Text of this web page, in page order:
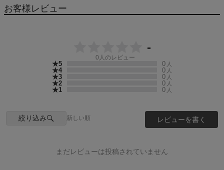
お客様レビュー
-
0 人のレビュー
★5 0 人
★4 0 人
★3 0 人
★2 0 人
★1 0 人
絞り込み 新しい順 レビューを書く
まだレビューは投稿されていません